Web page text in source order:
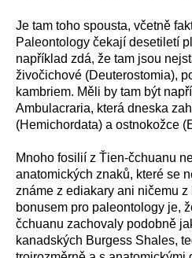
Je tam toho spousta, včetně
Paleontology čekají desetiletí
například zdá, že tam jsou
živočichové (Deuterostomia),
kambriem. Měli by tam být
Ambulacraria, která dneska
(Hemichordata) a ostnokožce
Mnoho fosilií z Ťien-čchuanu
anatomických znaků, které se
známe z ediakary ani ničemu
bonusem pro paleontology je,
čchuanu zachovaly podobně
kanadských Burgess Shales,